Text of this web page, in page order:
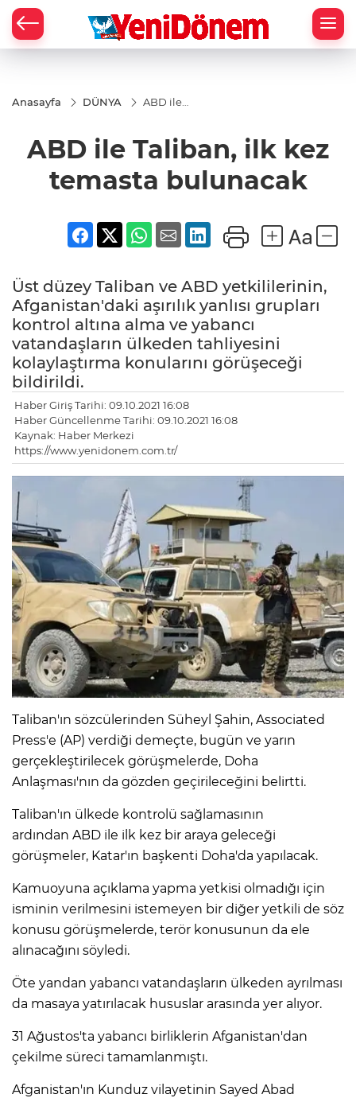
Anasayfa DÜNYA
ABD ile
temasta
bulunacak
ABD ile Taliban, ilk kez
temasta bulunacak
Üst düzey Taliban ve ABD yetkililerinin,
Afganistan'daki aşırılık yanlısı grupları
kontrol altına alma ve yabancı
vatandaşların ülkeden tahliyesini
kolaylaştırma konularını görüşeceği
bildirildi.
Haber Giriş Tarihi: 09.10.2021 16:08
Haber Güncellenme Tarihi: 09.10.2021 16:08
Kaynak: Haber Merkezi
https://www.yenidonem.com.tr/
Taliban'ın sözcülerinden Süheyl Şahin, Associated
Press'e (AP) verdiği demeçte, bugün ve yarın
gerçekleştirilecek görüşmelerde, Doha
Anlaşması'nın da gözden geçirileceğini belirtti.
Taliban'ın ülkede kontrolü sağlamasının
ardından ABD ile ilk kez bir araya geleceği
görüşmeler, Katar'ın başkenti Doha'da yapılacak.
Kamuoyuna açıklama yapma yetkisi olmadığı için
isminin verilmesini istemeyen bir diğer yetkili de söz
konusu görüşmelerde, terör konusunun da ele
alınacağını söyledi.
Öte yandan yabancı vatandaşların ülkeden ayrılması
da masaya yatırılacak hususlar arasında yer alıyor.
31 Ağustos'ta yabancı birliklerin Afganistan'dan
çekilme süreci tamamlanmıştı.
Afganistan'ın Kunduz vilayetinin Sayed Abad